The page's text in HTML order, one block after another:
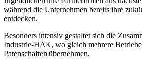
während die Unternehmen bereits ihre
entdecken.
Besonders intensiv gestaltet sich die
Industrie-HAK, wo gleich mehrere
Patenschaften übernehmen.